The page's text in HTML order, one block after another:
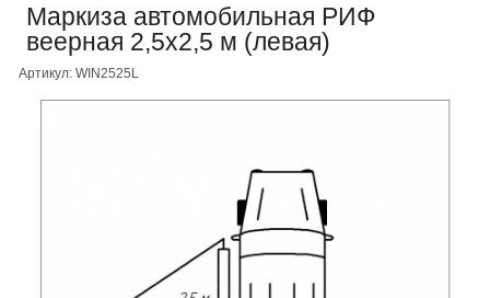
Маркиза автомобильная РИФ
веерная 2,5х2,5 м (левая)
Артикул: WIN2525L